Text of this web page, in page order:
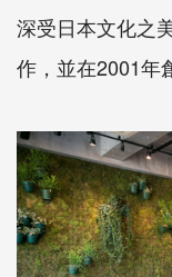
深受日本文化之
作，並在2001年